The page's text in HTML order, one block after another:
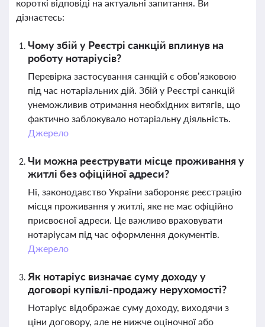
короткі відповіді на актуальні запитання. Ви
дізнаєтесь:
Чому збій у Реєстрі санкцій вплинув на
роботу нотаріусів?
Перевірка застосування санкцій є обов’язковою
під час нотаріальних дій. Збій у Реєстрі санкцій
унеможливив отримання необхідних витягів, що
фактично заблокувало нотаріальну діяльність.
Джерело
Чи можна реєструвати місце проживання у
житлі без офіційної адреси?
Ні, законодавство України забороняє реєстрацію
місця проживання у житлі, яке не має офіційно
присвоєної адреси. Це важливо враховувати
нотаріусам під час оформлення документів.
Джерело
Як нотаріус визначає суму доходу у
договорі купівлі-продажу нерухомості?
Нотаріус відображає суму доходу, виходячи з
ціни договору, але не нижче оціночної або